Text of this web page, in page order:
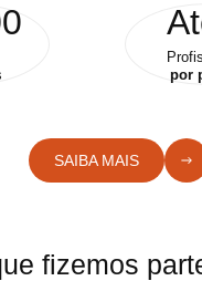
por
SAIBA MAIS
fizemos